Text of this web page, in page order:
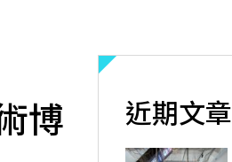
博
近期文章